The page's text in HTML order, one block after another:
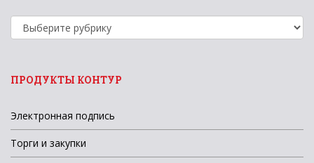
Рубрики
новостей
ПРОДУКТЫ КОНТУР
Электронная подпись
Торги и закупки